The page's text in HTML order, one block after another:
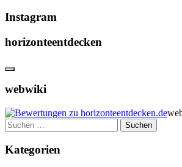
Instagram
horizonteentdecken
webwiki
Suchen
nach:
Kategorien